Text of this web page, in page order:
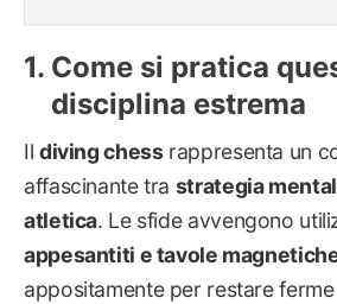
Come si pratica
disciplina estrema
Il diving chessrappresenta un
affascinante tra strategia
atletica. Le sfide avvengono
appesantiti e tavole
appositamente per restare